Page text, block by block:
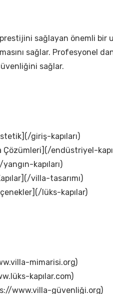
prestijini sağlayan önemli
sağlar. Profesyonel
sağlar.
giriş-kapıları)
Çözümleri](/endüstriyel-
kapıları)
villa-tasarımı)
lüks-kapılar)
mimarisi.org)
kapılar.com)
www.villa-güvenliği.org)